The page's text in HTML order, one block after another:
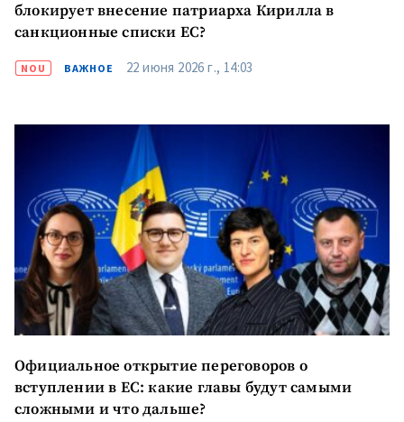
блокирует внесение патриарха Кирилла в
санкционные списки ЕС?
NOU ВАЖНОЕ 22 июня 2026 г., 14:03
Официальное открытие переговоров о
вступлении в ЕС: какие главы будут самыми
сложными и что дальше?